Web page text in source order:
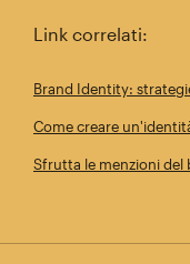
Link correlati:
Brand Identity:
Come creare
Sfrutta le menzioni del